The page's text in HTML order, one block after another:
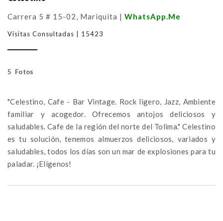
Carrera 5 # 15-02, Mariquita | WhatsApp.Me
Visitas Consultadas | 15423
5 Fotos
"Celestino, Cafe - Bar Vintage. Rock ligero, Jazz, Ambiente
familiar y acogedor. Ofrecemos antojos deliciosos y
saludables. Cafe de la región del norte del Tolima." Celestino
es tu solución, tenemos almuerzos deliciosos, variados y
saludables, todos los días son un mar de explosiones para tu
paladar. ¡Elígenos!